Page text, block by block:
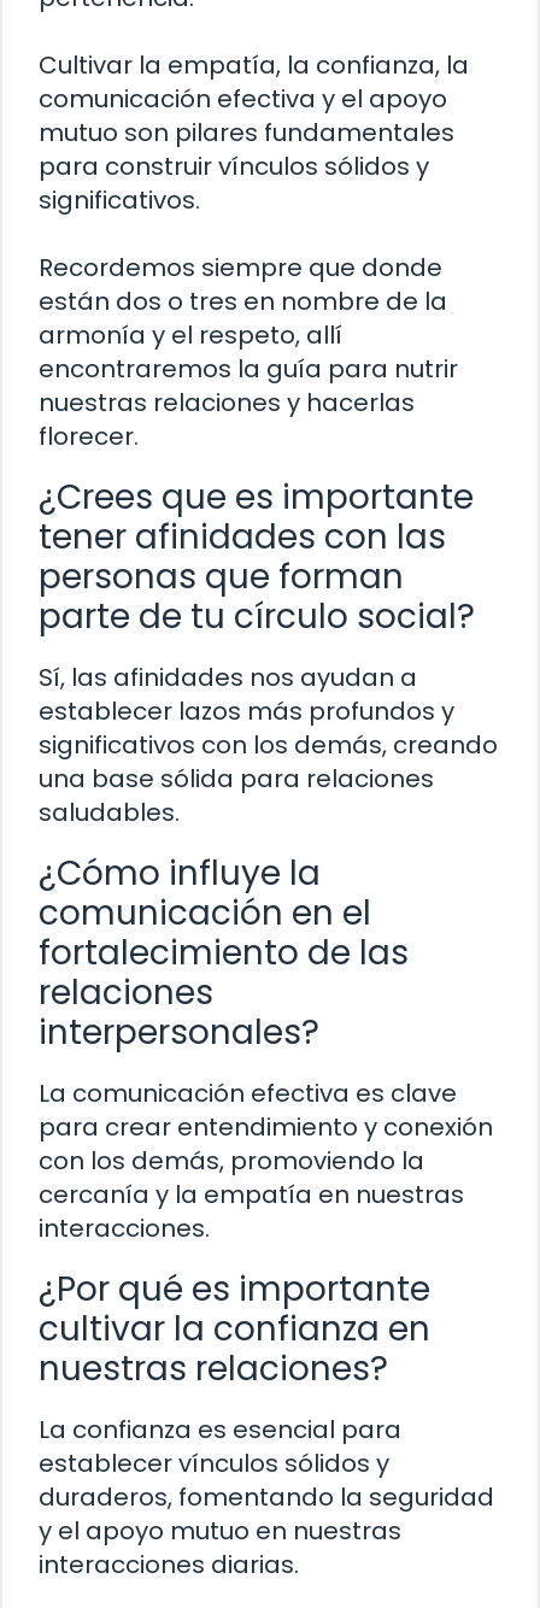
Cultivar la empatía, la confianza, la
comunicación efectiva y el apoyo
mutuo son pilares fundamentales
para construir vínculos sólidos y
significativos.
Recordemos siempre que donde
están dos o tres en nombre de la
armonía y el respeto, allí
encontraremos la guía para nutrir
nuestras relaciones y hacerlas
florecer.
¿Crees que es importante
tener afinidades con las
personas que forman
parte de tu círculo social?
Sí, las afinidades nos ayudan a
establecer lazos más profundos y
significativos con los demás, creando
una base sólida para relaciones
saludables.
¿Cómo influye la
comunicación en el
fortalecimiento de las
relaciones
interpersonales?
La comunicación efectiva es clave
para crear entendimiento y conexión
con los demás, promoviendo la
cercanía y la empatía en nuestras
interacciones.
¿Por qué es importante
cultivar la confianza en
nuestras relaciones?
La confianza es esencial para
establecer vínculos sólidos y
duraderos, fomentando la seguridad
y el apoyo mutuo en nuestras
interacciones diarias.